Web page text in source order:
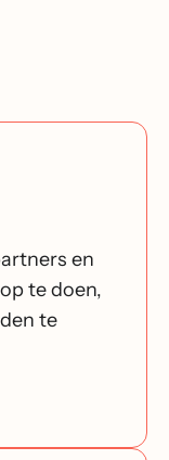
en
te doen,
te